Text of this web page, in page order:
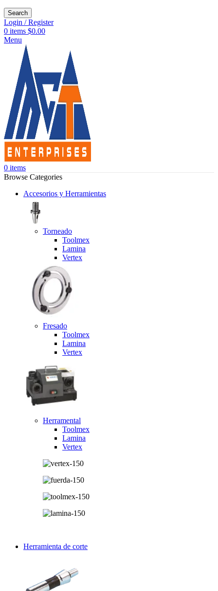
Search
Login / Register
0 items $0.00
Menu
0 items
Browse Categories
Accesorios y Herramientas
Torneado
Toolmex
Lamina
Vertex
Fresado
Toolmex
Lamina
Vertex
Herramental
Toolmex
Lamina
Vertex
Herramienta de corte